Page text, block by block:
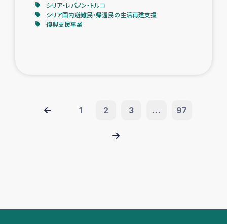
シリア・レバノン・トルコ
シリア国内避難民・帰還民の生活再建支援
復興支援事業
1 2 3 ... 97